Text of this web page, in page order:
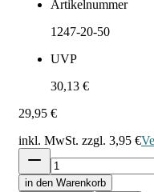
Artikelnummer
1247-20-50
UVP
30,13 €
29,95 €
inkl. MwSt. zzgl. 3,95 €
in den Warenkorb